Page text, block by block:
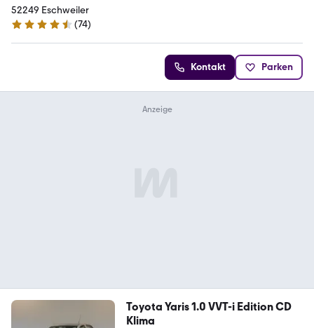
52249 Eschweiler
4.7 Sterne
(74)
Kontakt Parken
Toyota Yaris 1.0 VVT-i Edition CD
Klima